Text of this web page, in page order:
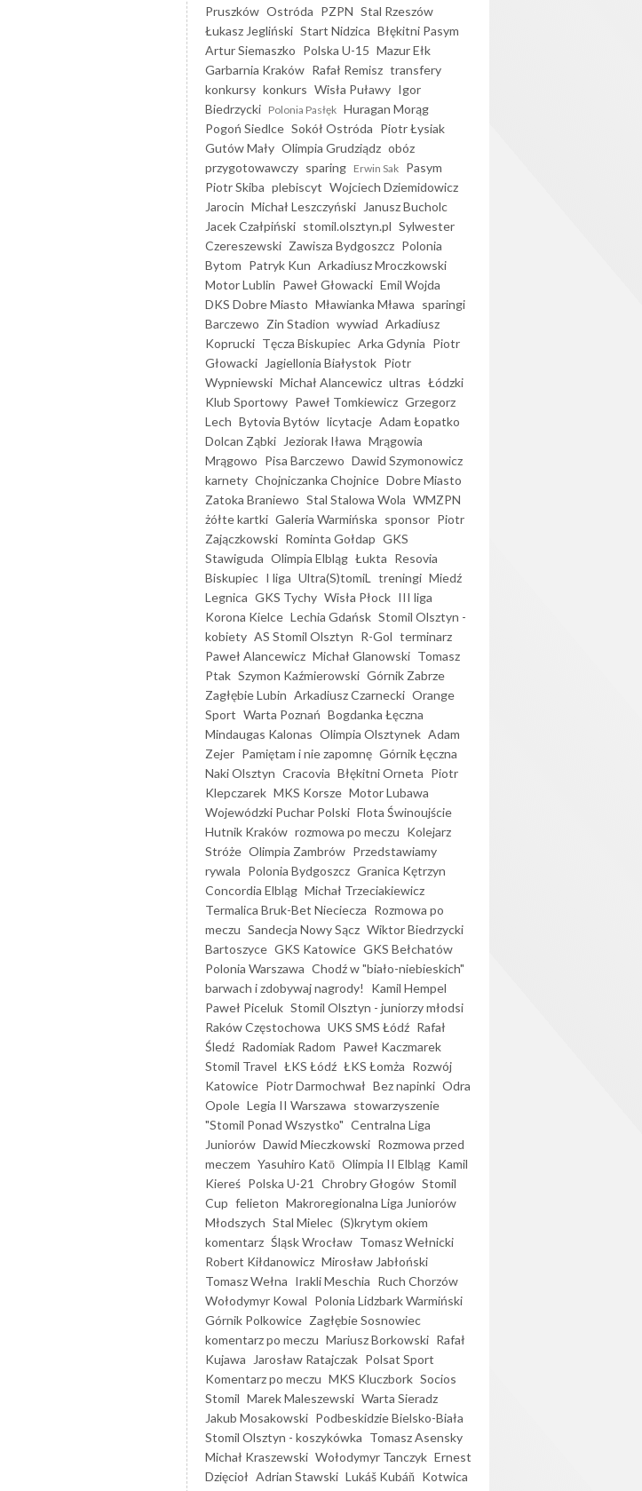
Pruszków Ostróda PZPN Stal Rzeszów
Łukasz Jegliński Start Nidzica Błękitni Pasym
Artur Siemaszko Polska U-15 Mazur Ełk
Garbarnia Kraków Rafał Remisz transfery
konkursy konkurs Wisła Puławy Igor
Biedrzycki Polonia Pasłęk Huragan Morąg
Pogoń Siedlce Sokół Ostróda Piotr Łysiak
Gutów Mały Olimpia Grudziądz obóz
przygotowawczy sparing Erwin Sak Pasym
Piotr Skiba plebiscyt Wojciech Dziemidowicz
Jarocin Michał Leszczyński
Janusz Bucholc
Jacek Czałpiński stomil.olsztyn.pl Sylwester
Czereszewski Zawisza Bydgoszcz Polonia
Bytom Patryk Kun Arkadiusz Mroczkowski
Motor Lublin Paweł Głowacki Emil Wojda
DKS Dobre Miasto Mławianka Mława sparingi
Barczewo Zin Stadion wywiad Arkadiusz
Koprucki Tęcza Biskupiec Arka Gdynia Piotr
Głowacki
Jagiellonia Białystok Piotr
Wypniewski Michał Alancewicz ultras Łódzki
Klub Sportowy Paweł Tomkiewicz Grzegorz
Lech Bytovia Bytów licytacje Adam Łopatko
Dolcan Ząbki
Jeziorak Iława Mrągowia
Mrągowo Pisa Barczewo Dawid Szymonowicz
karnety Chojniczanka Chojnice Dobre Miasto
Zatoka Braniewo Stal Stalowa Wola WMZPN
żółte kartki Galeria Warmińska sponsor Piotr
Zajączkowski Rominta Gołdap GKS
Stawiguda Olimpia Elbląg Łukta Resovia
Biskupiec I liga Ultra(S)tomiL treningi Miedź
Legnica GKS Tychy Wisła Płock III liga
Korona Kielce Lechia Gdańsk Stomil Olsztyn -
kobiety AS Stomil Olsztyn R-Gol terminarz
Paweł Alancewicz Michał Glanowski Tomasz
Ptak Szymon Kaźmierowski Górnik Zabrze
Zagłębie Lubin Arkadiusz Czarnecki Orange
Sport Warta Poznań Bogdanka Łęczna
Mindaugas Kalonas Olimpia Olsztynek Adam
Zejer Pamiętam i nie zapomnę Górnik Łęczna
Naki Olsztyn Cracovia Błękitni Orneta Piotr
Klepczarek MKS Korsze Motor Lubawa
Wojewódzki Puchar Polski Flota Świnoujście
Hutnik Kraków rozmowa po meczu Kolejarz
Stróże Olimpia Zambrów Przedstawiamy
rywala Polonia Bydgoszcz Granica Kętrzyn
Concordia Elbląg Michał Trzeciakiewicz
Termalica Bruk-Bet Nieciecza Rozmowa po
meczu Sandecja Nowy Sącz Wiktor Biedrzycki
Bartoszyce GKS Katowice GKS Bełchatów
Polonia Warszawa Chodź w "biało-niebieskich"
barwach i zdobywaj nagrody!
Kamil Hempel
Paweł Piceluk Stomil Olsztyn - juniorzy młodsi
Raków Częstochowa UKS SMS Łódź Rafał
Śledź Radomiak Radom Paweł Kaczmarek
Stomil Travel ŁKS Łódź ŁKS Łomża Rozwój
Katowice Piotr Darmochwał Bez napinki Odra
Opole Legia II Warszawa stowarzyszenie
"Stomil Ponad Wszystko" Centralna Liga
Juniorów Dawid Mieczkowski Rozmowa przed
meczem Yasuhiro Katō Olimpia II Elbląg Kamil
Kiereś Polska U-21 Chrobry Głogów Stomil
Cup felieton Makroregionalna Liga Juniorów
Młodszych Stal Mielec (S)krytym okiem
komentarz Śląsk Wrocław Tomasz Wełnicki
Robert Kiłdanowicz Mirosław Jabłoński
Tomasz Wełna Irakli Meschia Ruch Chorzów
Wołodymyr Kowal Polonia Lidzbark Warmiński
Górnik Polkowice Zagłębie Sosnowiec
komentarz po meczu Mariusz Borkowski Rafał
Kujawa
Jarosław Ratajczak Polsat Sport
Komentarz po meczu MKS Kluczbork Socios
Stomil Marek Maleszewski Warta Sieradz
Jakub Mosakowski Podbeskidzie Bielsko-Biała
Stomil Olsztyn - koszykówka Tomasz Asensky
Michał Kraszewski Wołodymyr Tanczyk Ernest
Dzięcioł Adrian Stawski Lukáš Kubáň Kotwica